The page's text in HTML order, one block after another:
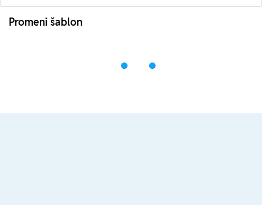
Promeni šablon